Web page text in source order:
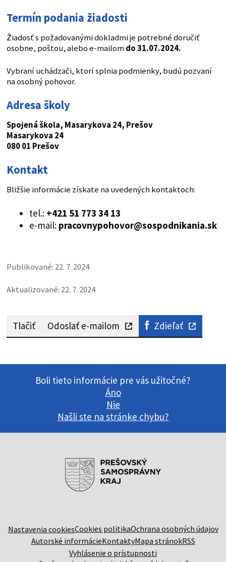
Termín podania žiadosti
Žiadosť s požadovanými dokladmi je potrebné doručiť
osobne, poštou, alebo e-mailomdo 31.07.2024.
Vybraní uchádzači, ktorí splnia podmienky, budú pozvaní
na osobný pohovor.
Adresa školy
Spojená škola, Masarykova 24, Prešov
Masarykova 24
080 01 Prešov
Kontakt
Bližšie informácie získate na uvedených kontaktoch:
tel.: +421 51 773 34 13
e-mail: pracovnypohovor@sospodnikania.sk
Publikované: 22. 7. 2024
Aktualizované: 22. 7. 2024
Tlačiť Odoslať e-mailom Zdieľať
Boli tieto informácie pre vás užitočné?
Áno
Nie
Našli ste na stránke chybu?
Nastavenia cookiesCookies politikaOchrana osobných údajov
Autorské informácieKontaktyMapa stránokRSS
Vyhlásenie o prístupnosti